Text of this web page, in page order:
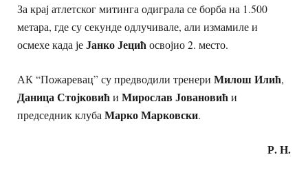
За крај атлетског митинга одиграла се борба на 1.500
метара, где су секунде одлучивале, али измамиле и
осмехе када јеЈанко Јецић освојио 2. место.
АК “Пожаревац” су предводили тренери Милош Илић,
Даница Стојковићи Мирослав Јовановићи
председник клуба Марко Марковски.
Р. Н.